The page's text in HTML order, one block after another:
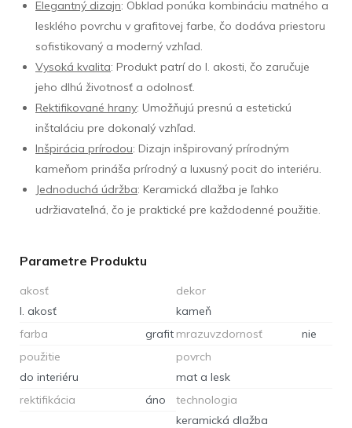
Elegantný dizajn: Obklad ponúka kombináciu matného a
lesklého povrchu v grafitovej farbe, čo dodáva priestoru
sofistikovaný a moderný vzhľad.
Vysoká kvalita: Produkt patrí do I. akosti, čo zaručuje
jeho dlhú životnosť a odolnosť.
Rektifikované hrany: Umožňujú presnú a estetickú
inštaláciu pre dokonalý vzhľad.
Inšpirácia prírodou: Dizajn inšpirovaný prírodným
kameňom prináša prírodný a luxusný pocit do interiéru.
Jednoduchá údržba: Keramická dlažba je ľahko
udržiavateľná, čo je praktické pre každodenné použitie.
Parametre Produktu
akosť
I. akosť
dekor
kameň
farba
grafit mrazuvzdornosť
nie
použitie
do interiéru
povrch
mat a lesk
rektifikácia
áno
technologia
keramická dlažba